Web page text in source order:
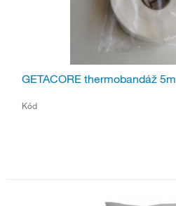
GETACORE thermobandáž 5m
Kód